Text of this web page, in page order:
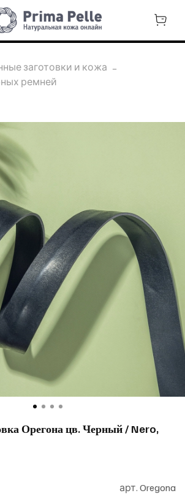
заготовки и кожа
ремней
арт. Oregona
Орегона цв. Черный / Nero,